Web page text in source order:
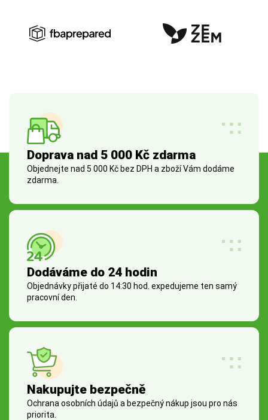
Doprava nad 5 000 Kč zdarma
Objednejte nad 5 000 Kč bez DPH a zboží Vám dodáme
zdarma.
Dodáváme do 24 hodin
Objednávky přijaté do 14:30 hod. expedujeme ten samý
pracovní den.
Nakupujte bezpečně
Ochrana osobních údajů a bezpečný nákup jsou pro nás
priorita.